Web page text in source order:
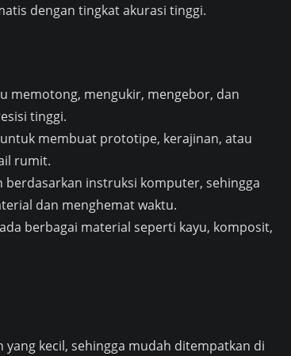
dengan tingkat akurasi tinggi.
memotong, mengukir, mengebor, dan
tinggi.
membuat prototipe, kerajinan, atau
rumit.
berdasarkan instruksi komputer, sehingga
dan menghemat waktu.
berbagai material seperti kayu, komposit,
yang kecil, sehingga mudah ditempatkan di